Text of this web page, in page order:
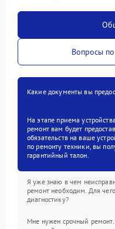
Вопросы
Какие документы вы
На этапе приема
ремонт вам будет
обязательств на ваше
по ремонту техники, вы
гарантийный талон.
Я уже знаю в чем
ремонт необходим. Для
диагностику?
Мне нужен срочный